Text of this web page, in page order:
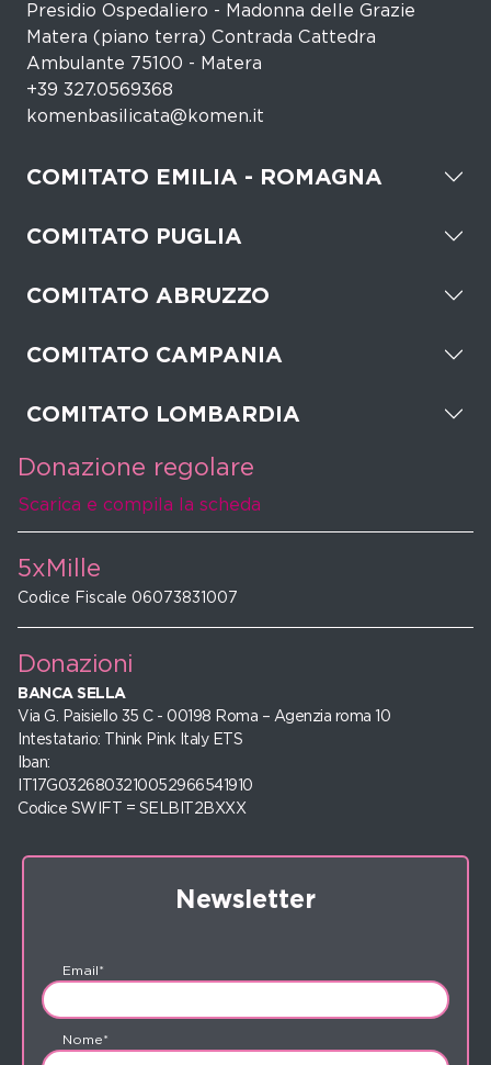
Presidio Ospedaliero - Madonna delle Grazie
Matera (piano terra) Contrada Cattedra
Ambulante 75100 - Matera
+39 327.0569368
komenbasilicata@komen.it
COMITATO EMILIA - ROMAGNA
COMITATO PUGLIA
COMITATO ABRUZZO
COMITATO CAMPANIA
COMITATO LOMBARDIA
Donazione regolare
Scarica e compila la scheda
5xMille
Codice Fiscale 06073831007
Donazioni
BANCA SELLA
Via G. Paisiello 35 C - 00198 Roma – Agenzia roma 10
Intestatario: Think Pink Italy ETS
Iban:
IT17G0326803210052966541910
Codice SWIFT = SELBIT2BXXX
Newsletter
Email*
Nome*